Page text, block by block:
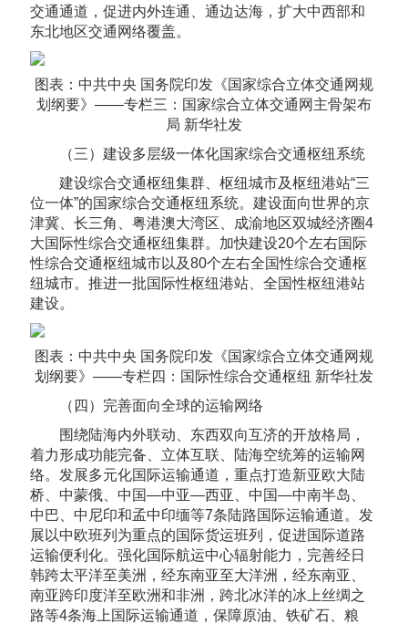
交通通道，促进内外连通、通边达海，扩大中西部和
东北地区交通网络覆盖。
图表：中共中央 国务院印发《国家综合立体交通网规
划纲要》——专栏三：国家综合立体交通网主骨架布
局 新华社发
（三）建设多层级一体化国家综合交通枢纽系统
建设综合交通枢纽集群、枢纽城市及枢纽港站“三
位一体”的国家综合交通枢纽系统。建设面向世界的京
津冀、长三角、粤港澳大湾区、成渝地区双城经济圈4
大国际性综合交通枢纽集群。加快建设20个左右国际
性综合交通枢纽城市以及80个左右全国性综合交通枢
纽城市。推进一批国际性枢纽港站、全国性枢纽港站
建设。
图表：中共中央 国务院印发《国家综合立体交通网规
划纲要》——专栏四：国际性综合交通枢纽 新华社发
（四）完善面向全球的运输网络
围绕陆海内外联动、东西双向互济的开放格局，
着力形成功能完备、立体互联、陆海空统筹的运输网
络。发展多元化国际运输通道，重点打造新亚欧大陆
桥、中蒙俄、中国―中亚―西亚、中国―中南半岛、
中巴、中尼印和孟中印缅等7条陆路国际运输通道。发
展以中欧班列为重点的国际货运班列，促进国际道路
运输便利化。强化国际航运中心辐射能力，完善经日
韩跨太平洋至美洲，经东南亚至大洋洲，经东南亚、
南亚跨印度洋至欧洲和非洲，跨北冰洋的冰上丝绸之
路等4条海上国际运输通道，保障原油、铁矿石、粮